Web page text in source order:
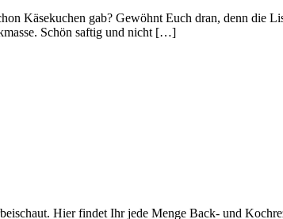
Käsekuchen gab? Gewöhnt Euch dran, denn die
Schön saftig und nicht […]
Hier findet Ihr jede Menge Back- und